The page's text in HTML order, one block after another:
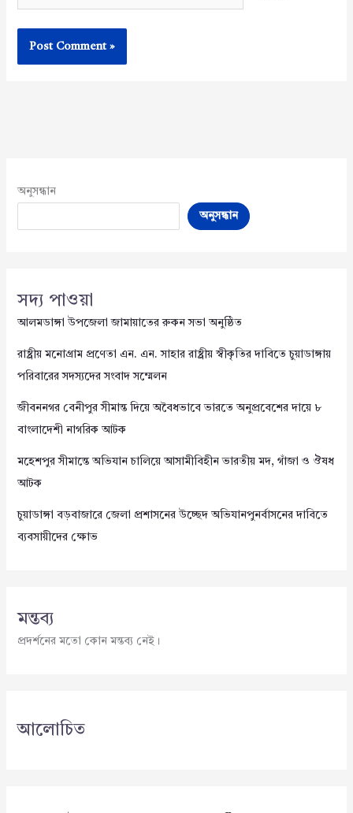
অনুসন্ধান
অনুসন্ধান
সদ্য পাওয়া
আলমডাঙ্গা উপজেলা জামায়াতের রুকন সভা অনুষ্ঠিত
রাষ্ট্রীয় মনোগ্রাম প্রণেতা এন. এন. সাহার রাষ্ট্রীয় স্বীকৃতির দাবিতে চুয়াডাঙ্গায়
পরিবারের সদস্যদের সংবাদ সম্মেলন
জীবননগর বেনীপুর সীমান্ত দিয়ে অবৈধভাবে ভারতে অনুপ্রবেশের দায়ে ৮
বাংলাদেশী নাগরিক আটক
মহেশপুর সীমান্তে অভিযান চালিয়ে আসামীবিহীন ভারতীয় মদ, গাঁজা ও ঔষধ
আটক
চুয়াডাঙ্গা বড়বাজারে জেলা প্রশাসনের উচ্ছেদ অভিযানপুনর্বাসনের দাবিতে
ব্যবসায়ীদের ক্ষোভ
মন্তব্য
প্রদর্শনের মতো কোন মন্তব্য নেই।
আলোচিত